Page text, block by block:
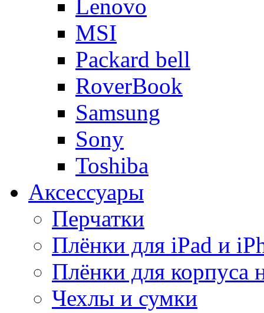
Lenovo
MSI
Packard bell
RoverBook
Samsung
Sony
Toshiba
Аксессуары
Перчатки
Плёнки для iPad и
Плёнки для корпуса
Чехлы и сумки